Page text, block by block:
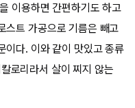
이용하면 간편하기도 하고
스트 가공으로 기름은 빼고
이다. 이와 같이 맛있고 종류
로리라서 살이 찌지 않는